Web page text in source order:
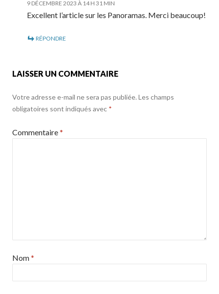
9 DÉCEMBRE 2023 À 14 H 31 MIN
Excellent l’article sur les Panoramas. Merci beaucoup!
RÉPONDRE
LAISSER UN COMMENTAIRE
Votre adresse e-mail ne sera pas publiée. Les champs
obligatoires sont indiqués avec *
Commentaire*
Nom*